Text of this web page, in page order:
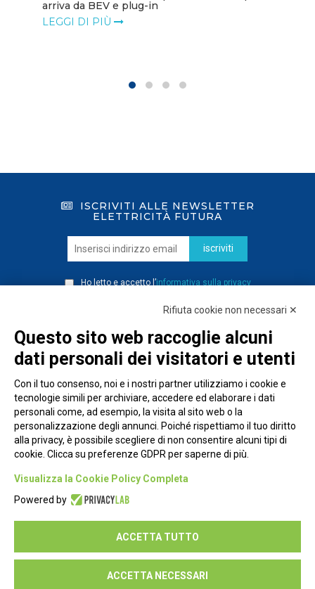
arriva da BEV e plug-in
LEGGI DI PIÙ
ISCRIVITI ALLE NEWSLETTER
ELETTRICITÀ FUTURA
iscriviti
Ho letto e accetto l’informativa sulla privacy
Piazza Alessandria, 24 - 00198 Roma
Privacy Policy
Seguici su:
Rifiuta cookie non necessari ✕
Questo sito web raccoglie alcuni
dati personali dei visitatori e utenti
Con il tuo consenso, noi e i nostri partner utilizziamo i cookie e
tecnologie simili per archiviare, accedere ed elaborare i dati
personali come, ad esempio, la visita al sito web o la
personalizzazione degli annunci. Poiché rispettiamo il tuo diritto
alla privacy, è possibile scegliere di non consentire alcuni tipi di
cookie. Clicca su preferenze GDPR per saperne di più.
Visualizza la Cookie Policy Completa
Powered by
ACCETTA TUTTO
ACCETTA NECESSARI